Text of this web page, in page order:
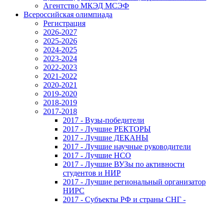
Агентство МКЭД МСЭФ
Всероссийская олимпиада
Регистрация
2026-2027
2025-2026
2024-2025
2023-2024
2022-2023
2021-2022
2020-2021
2019-2020
2018-2019
2017-2018
2017 - Вузы-победители
2017 - Лучшие РЕКТОРЫ
2017 - Лучшие ДЕКАНЫ
2017 - Лучшие научные руководители
2017 - Лучшие НСО
2017 - Лучшие ВУЗы по активности
студентов и НИР
2017 - Лучшие региональный организатор
НИРС
2017 - Субъекты РФ и страны СНГ -